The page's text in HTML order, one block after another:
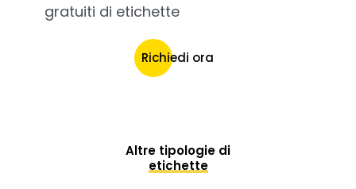
gratuiti di etichette
Richiedi ora
Altre tipologie di
etichette